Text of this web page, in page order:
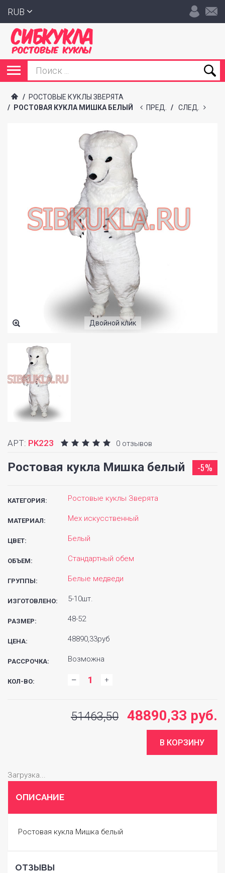
RUB
/ РОСТОВЫЕ КУКЛЫ ЗВЕРЯТА
/
РОСТОВАЯ КУКЛА МИШКА БЕЛЫЙ ПРЕД. / СЛЕД.
Двойной клик
АРТ: PK223 0 отзывов
Ростовая кукла Мишка белый -5%
КАТЕГОРИЯ: Ростовые куклы Зверята
МАТЕРИАЛ: Мех искусственный
ЦВЕТ: Белый
ОБЪЕМ: Стандартный обем
ГРУППЫ: Белые медведи
ИЗГОТОВЛЕНО: 5-10шт.
РАЗМЕР: 48-52
ЦЕНА: 48890,33руб
РАССРОЧКА: Возможна
КОЛ-ВО:
51463,50 48890,33 руб.
Загрузка...
ОПИСАНИЕ
Ростовая кукла Мишка белый
ОТЗЫВЫ